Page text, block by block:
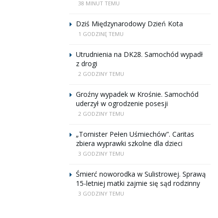
38 MINUT TEMU
Dziś Międzynarodowy Dzień Kota
1 GODZINĘ TEMU
Utrudnienia na DK28. Samochód wypadł
z drogi
2 GODZINY TEMU
Groźny wypadek w Krośnie. Samochód
uderzył w ogrodzenie posesji
2 GODZINY TEMU
„Tornister Pełen Uśmiechów”. Caritas
zbiera wyprawki szkolne dla dzieci
3 GODZINY TEMU
Śmierć noworodka w Sulistrowej. Sprawą
15-letniej matki zajmie się sąd rodzinny
3 GODZINY TEMU